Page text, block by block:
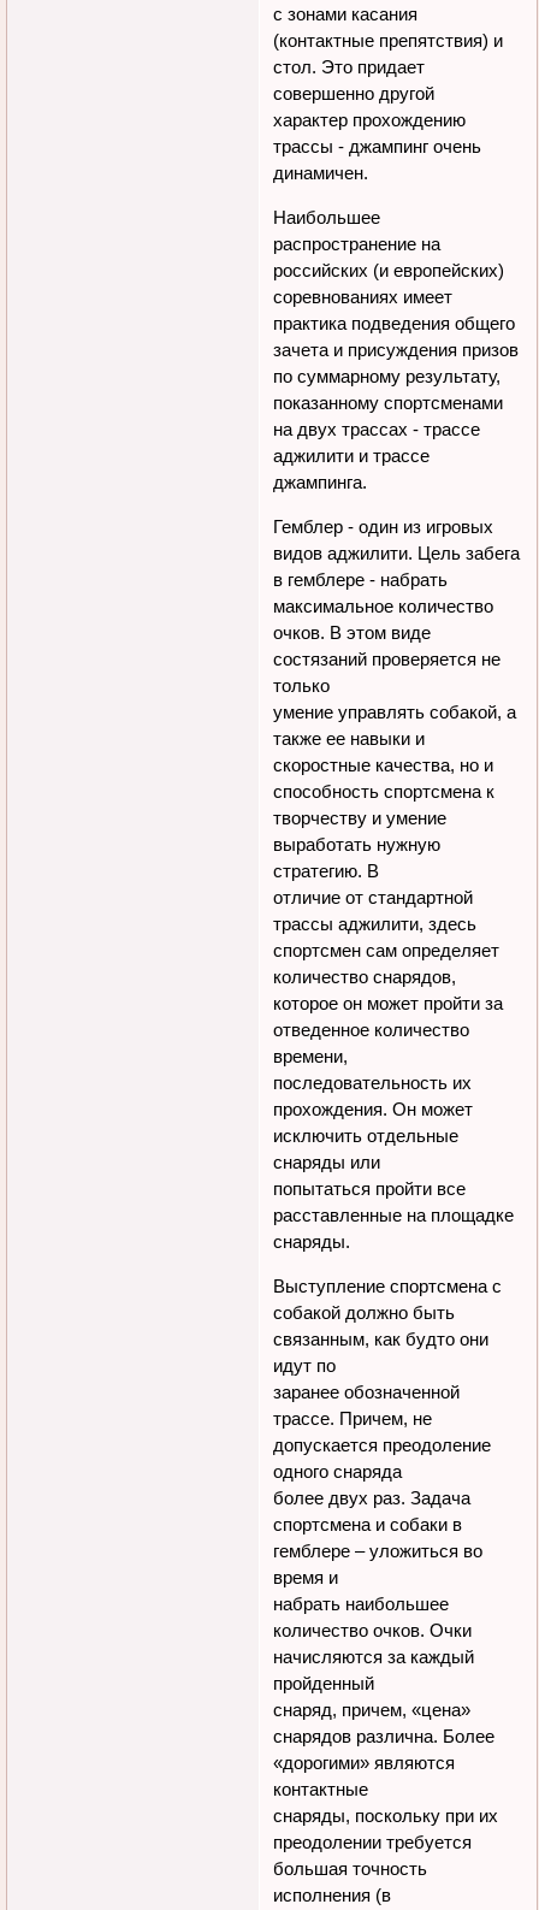
с зонами касания
(контактные препятствия) и
стол. Это придает
совершенно другой
характер прохождению
трассы - джампинг очень
динамичен.
Наибольшее
распространение на
российских (и европейских)
соревнованиях имеет
практика подведения общего
зачета и присуждения призов
по суммарному результату,
показанному спортсменами
на двух трассах - трассе
аджилити и трассе
джампинга.
Гемблер - один из игровых
видов аджилити. Цель забега
в гемблере - набрать
максимальное количество
очков. В этом виде
состязаний проверяется не
только
умение управлять собакой, а
также ее навыки и
скоростные качества, но и
способность спортсмена к
творчеству и умение
выработать нужную
стратегию. В
отличие от стандартной
трассы аджилити, здесь
спортсмен сам определяет
количество снарядов,
которое он может пройти за
отведенное количество
времени,
последовательность их
прохождения. Он может
исключить отдельные
снаряды или
попытаться пройти все
расставленные на площадке
снаряды.
Выступление спортсмена с
собакой должно быть
связанным, как будто они
идут по
заранее обозначенной
трассе. Причем, не
допускается преодоление
одного снаряда
более двух раз. Задача
спортсмена и собаки в
гемблере – уложиться во
время и
набрать наибольшее
количество очков. Очки
начисляются за каждый
пройденный
снаряд, причем, «цена»
снарядов различна. Более
«дорогими» являются
контактные
снаряды, поскольку при их
преодолении требуется
большая точность
исполнения (в